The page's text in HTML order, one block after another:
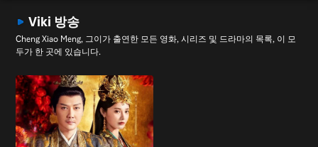
Viki 방송
Cheng Xiao Meng, 그이가 출연한 모든 영화, 시리즈 및 드라마의 목록, 이 모
두가 한 곳에 있습니다.